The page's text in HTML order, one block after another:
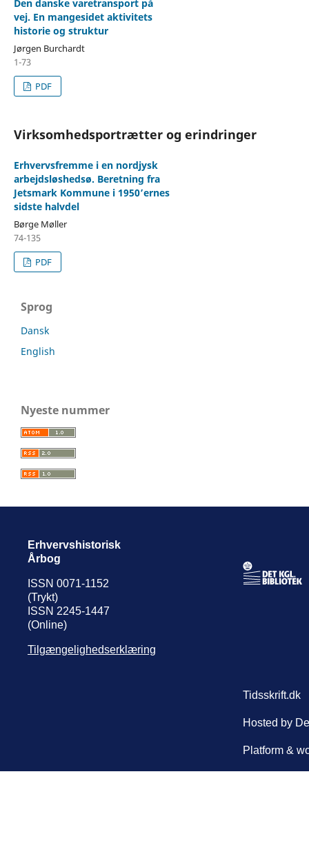
Den danske varetransport på
vej. En mangesidet aktivitets
historie og struktur
Jørgen Burchardt
1-73
PDF
Virksomhedsportrætter og erindringer
Erhvervsfremme i en nordjysk
arbejdsløshedsø. Beretning fra
Jetsmark Kommune i 1950’ernes
sidste halvdel
Børge Møller
74-135
PDF
Sprog
Dansk
English
Nyeste nummer
Erhvervshistorisk
Årbog
ISSN 0071-1152
(Trykt)
ISSN 2245-1447
(Online)
Tilgængelighedserklæring